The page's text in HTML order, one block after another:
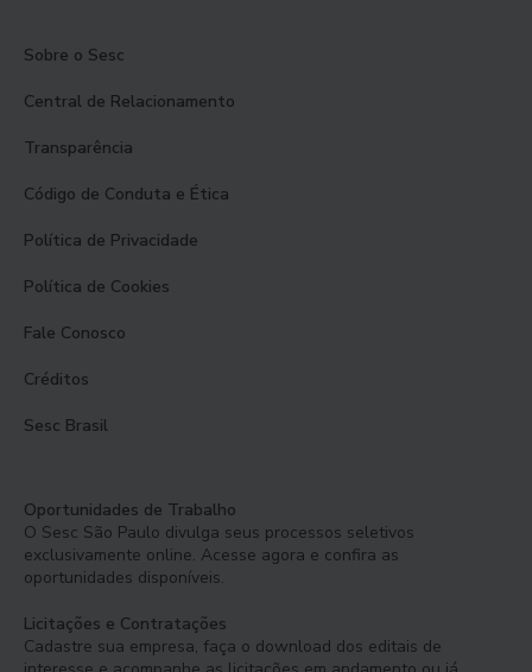
Sobre o Sesc
Central de Relacionamento
Transparência
Código de Conduta e Ética
Política de Privacidade
Política de Cookies
Fale Conosco
Créditos
Sesc Brasil
Oportunidades de Trabalho
O Sesc São Paulo divulga seus processos seletivos
exclusivamente online. Acesse agora e confira as
oportunidades disponíveis.
Licitações e Contratações
Cadastre sua empresa, faça o download dos editais de